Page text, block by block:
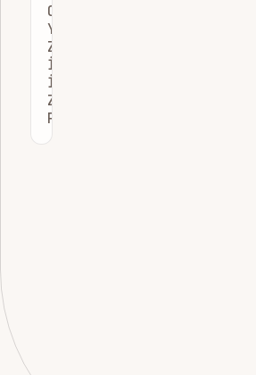
OPTIMIZASYON
YAPAY
ZEKASI
ILE
İŞLETMELERDE
ZIRVE
PERFORMANS